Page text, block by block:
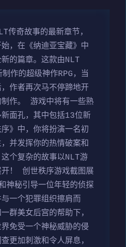
传奇故事的最新章节，
，在《纳迪亚宝藏》中
的篇章。这款由NLT
作的超级神作RPG，当
作者再次马不停蹄地开
作。 游戏中将有一些熟
面孔，其中包括13位新
》中，你将扮演一名初
并发挥你的热情破案和
个复杂的故事以NLT游
！ 创世秩序游戏截图展
神秘引导一位年轻的侦探
一个犯罪组织擦肩而
群美女后宫的帮助下，
免受一个神秘威胁的侵
更加刺激和令人屏息，